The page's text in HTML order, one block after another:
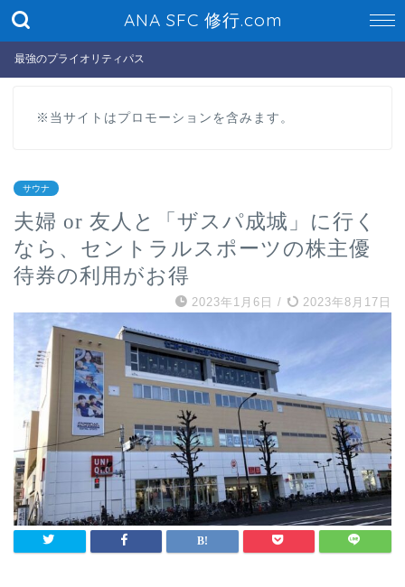
ANA SFC 修行.com
最強のプライオリティパス
※当サイトはプロモーションを含みます。
サウナ
夫婦 or 友人と「ザスパ成城」に行く
なら、セントラルスポーツの株主優
待券の利用がお得
2023年1月6日 / 2023年8月17日